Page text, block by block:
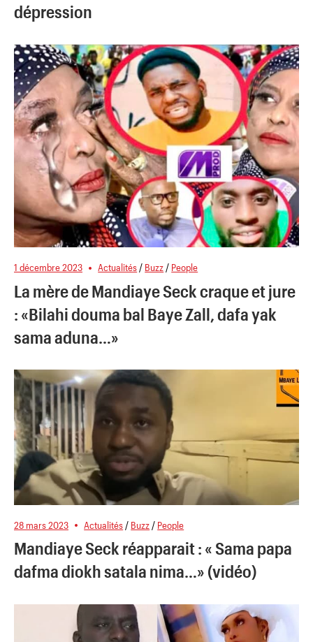
dépression
1 décembre 2023 Actualités / Buzz / People
La mère de Mandiaye Seck craque et jure
: «Bilahi douma bal Baye Zall, dafa yak
sama aduna…»
28 mars 2023 Actualités / Buzz / People
Mandiaye Seck réapparait : « Sama papa
dafma diokh satala nima…» (vidéo)